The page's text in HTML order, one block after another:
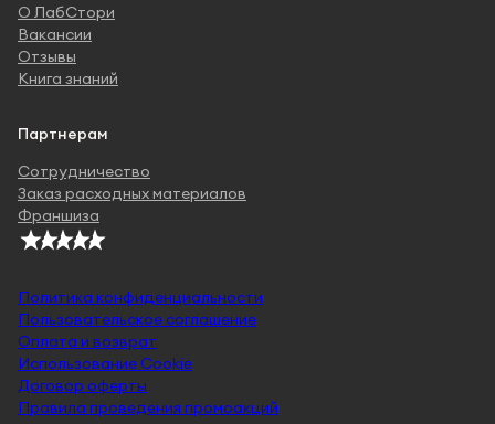
О ЛабСтори
Вакансии
Отзывы
Книга знаний
Партнерам
Сотрудничество
Заказ расходных материалов
Франшиза
Политика конфиденциальности
Пользовательское соглашение
Оплата и возврат
Использование Cookie
Договор оферты
Правила проведения промоакций